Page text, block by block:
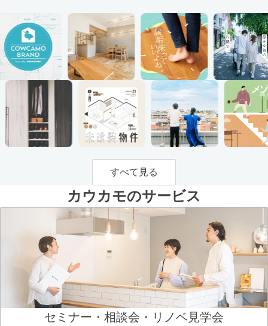
すべて見る
カウカモのサービス
セミナー・相談会・リノベ見学会